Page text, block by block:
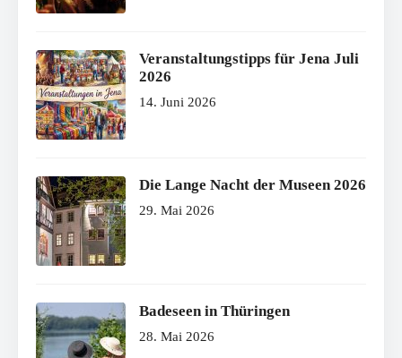
Veranstaltungstipps für Jena Juli
2026
14. Juni 2026
Die Lange Nacht der Museen 2026
29. Mai 2026
Badeseen in Thüringen
28. Mai 2026